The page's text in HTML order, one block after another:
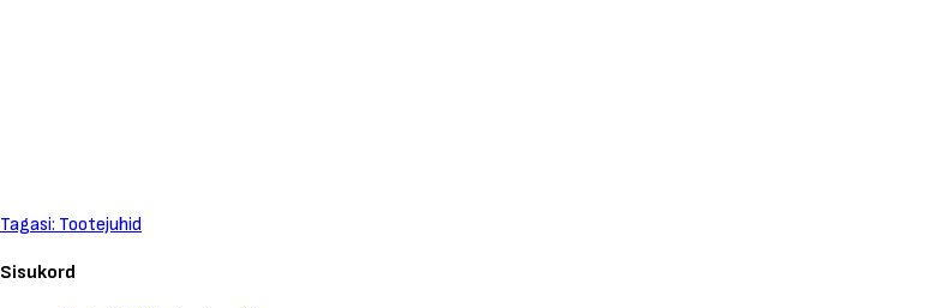
Tagasi: Tootejuhid
Sisukord